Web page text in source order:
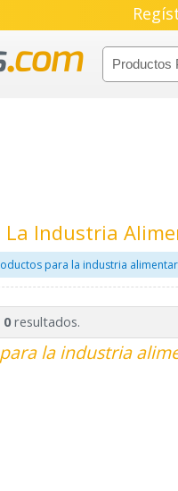
Industria
para la industria
0resultados.
la industria